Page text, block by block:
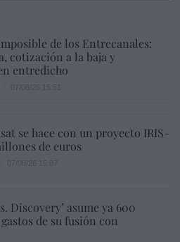
de los Entrecanales:
cotización a la baja y
entredicho
se hace con un proyecto IRIS-
de euros
Discovery’ asume ya 600
de su fusión con